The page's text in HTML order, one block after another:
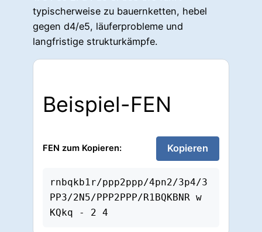
typischerweise zu bauernketten, hebel
gegen d4/e5, läuferprobleme und
langfristige strukturkämpfe.
Beispiel-FEN
FEN zum Kopieren: Kopieren
rnbqkb1r/ppp2ppp/4pn2/3p4/3
PP3/2N5/PPP2PPP/R1BQKBNR w
KQkq - 2 4